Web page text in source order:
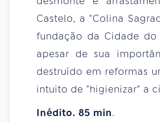
Castelo, a "Colina
fundação da Cidade
apesar de sua
destruído em reformas
intuito de "higienizar" a
Inédito. 85 min.